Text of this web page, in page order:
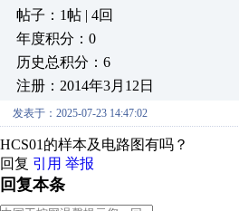
帖子：1帖 | 4回
年度积分：0
历史总积分：6
注册：2014年3月12日
发表于：2025-07-23 14:47:02
HCS01的样本及电路图有吗？
回复 引用 举报
回复本条